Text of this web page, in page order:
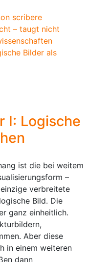
scribere
– taugt nicht
Bilder als
I: Logische
ist die bei weitem
–
verbreitete
Bild. Die
ganz einheitlich.
Aber diese
in einem weiteren
dann